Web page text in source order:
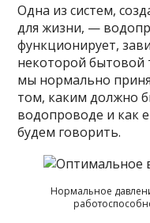
Одна из систем,
для жизни, —
функционирует,
некоторой бытовой
мы нормально
том, каким должно
водопроводе и как
будем говорить.
Нормальное